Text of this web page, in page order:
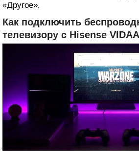
«Другое».
Как подключить
телевизору с Hisense